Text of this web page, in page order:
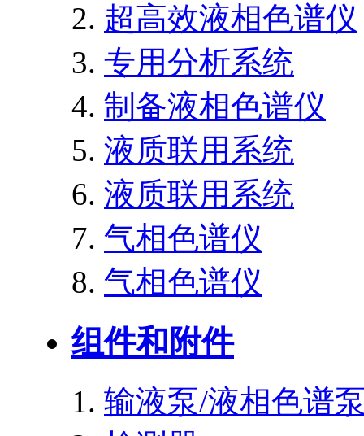
超高效液相色谱仪
专用分析系统
制备液相色谱仪
液质联用系统
液质联用系统
气相色谱仪
气相色谱仪
组件和附件
输液泵/液相色谱